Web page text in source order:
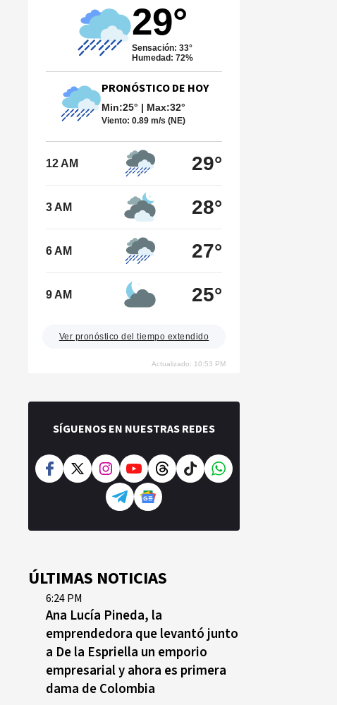
29°
Sensación: 33°
Humedad: 72%
PRONÓSTICO DE HOY
Min:25° | Max:32°
Viento: 0.89 m/s (NE)
12 AM 29°
3 AM 28°
6 AM 27°
9 AM 25°
Ver pronóstico del tiempo extendido
Actualizado: 10:53 PM
SÍGUENOS EN NUESTRAS REDES
ÚLTIMAS NOTICIAS
6:24 PM
Ana Lucía Pineda, la
emprendedora que levantó junto
a De la Espriella un emporio
empresarial y ahora es primera
dama de Colombia